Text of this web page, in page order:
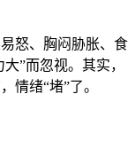
怒、胸闷胁胀、食
”而忽视。其实，
绪“堵”了。